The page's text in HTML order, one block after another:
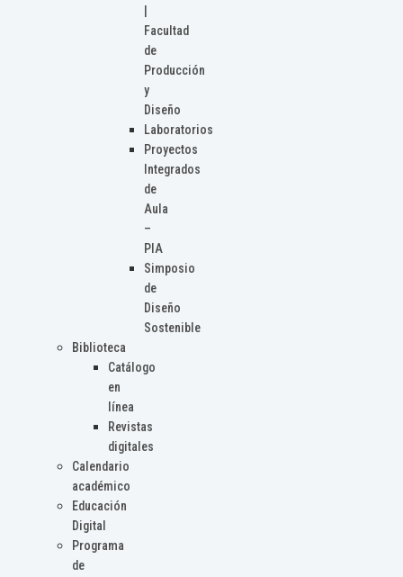
Facultad
de
Producción
y
Diseño
Laboratorios
Proyectos
Integrados
de
Aula
–
PIA
Simposio
de
Diseño
Sostenible
Biblioteca
Catálogo
en
línea
Revistas
digitales
Calendario
académico
Educación
Digital
Programa
de